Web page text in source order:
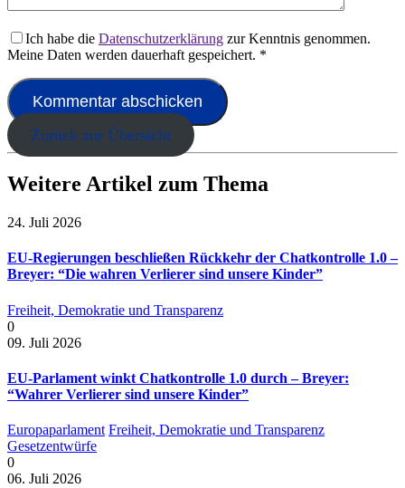
Ich habe die Datenschutzerklärung zur Kenntnis genommen.
Meine Daten werden dauerhaft gespeichert. *
Zurück zur Übersicht
Weitere Artikel zum Thema
24. Juli 2026
EU-Regierungen beschließen Rückkehr der Chatkontrolle 1.0 –
Breyer: “Die wahren Verlierer sind unsere Kinder”
Freiheit, Demokratie und Transparenz
0
09. Juli 2026
EU-Parlament winkt Chatkontrolle 1.0 durch – Breyer:
“Wahrer Verlierer sind unsere Kinder”
Europaparlament Freiheit, Demokratie und Transparenz
Gesetzentwürfe
0
06. Juli 2026